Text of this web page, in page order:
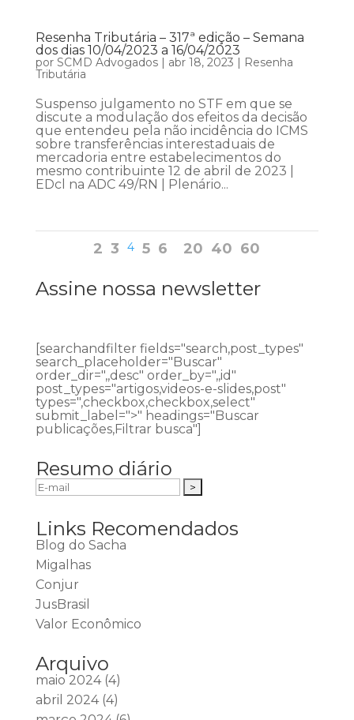
Resenha Tributária – 317ª edição – Semana
dos dias 10/04/2023 a 16/04/2023
por SCMD Advogados| abr 18, 2023 | Resenha
Tributária
Suspenso julgamento no STF em que se
discute a modulação dos efeitos da decisão
que entendeu pela não incidência do ICMS
sobre transferências interestaduais de
mercadoria entre estabelecimentos do
mesmo contribuinte 12 de abril de 2023 |
EDcl na ADC 49/RN | Plenário...
2 3 4 5 6 20 40 60
Assine nossa newsletter
[searchandfilter fields="search,post_types"
search_placeholder="Buscar"
order_dir=",,desc" order_by=",,id"
post_types="artigos,videos-e-slides,post"
types=",checkbox,checkbox,select"
submit_label=">" headings="Buscar
publicações,Filtrar busca"]
Resumo diário
Links Recomendados
Blog do Sacha
Migalhas
Conjur
JusBrasil
Valor Econômico
Arquivo
maio 2024(4)
abril 2024(4)